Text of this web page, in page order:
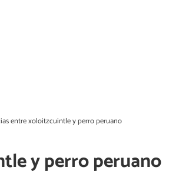
entre xoloitzcuintle y perro peruano
y perro peruano